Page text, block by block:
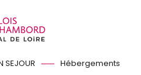
SEJOUR
Hébergements